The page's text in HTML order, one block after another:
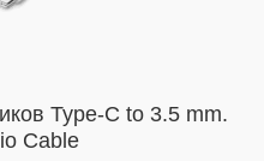
Type-C to 3.5 mm.
Cable